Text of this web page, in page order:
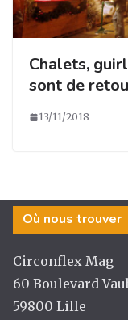
Chalets,
sont de
13/11/2018
Où nous trouver
Circonflex Mag
60 Boulevard
59800 Lille